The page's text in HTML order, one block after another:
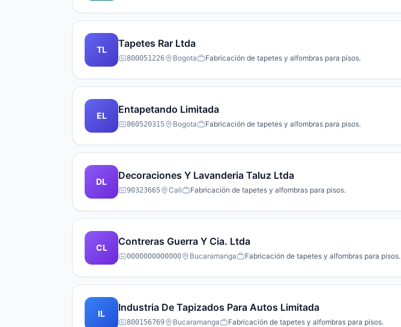
TL
Tapetes Rar Ltda
800051226 Bogota Fabricación de tapetes y alfombras para pisos.
EL
Entapetando Limitada
860520315 Bogota Fabricación de tapetes y alfombras para pisos.
DL
Decoraciones Y Lavanderia Taluz Ltda
90323665 Cali Fabricación de tapetes y alfombras para pisos.
CL
Contreras Guerra Y Cia. Ltda
0000000000000 Bucaramanga Fabricación de tapetes y alfombras para pisos.
IL
Industria De Tapizados Para Autos Limitada
800156769 Bucaramanga Fabricación de tapetes y alfombras para pisos.